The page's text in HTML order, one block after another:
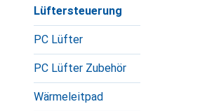
Lüftersteuerung
PC Lüfter
PC Lüfter Zubehör
Wärmeleitpad